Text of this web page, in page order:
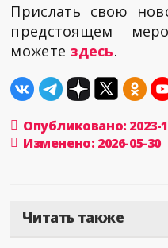
Прислать свою
предстоящем
можете здесь.
Опубликовано: 2023-
Изменено: 2026-05-30
Читать также